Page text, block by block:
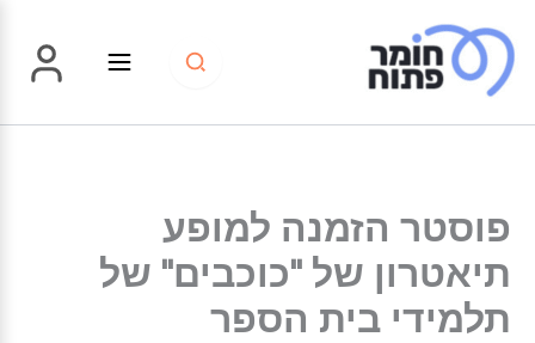
לתוכן
פוסטר הזמנה למופע
תיאטרון של "כוכבים" של
תלמידי בית הספר